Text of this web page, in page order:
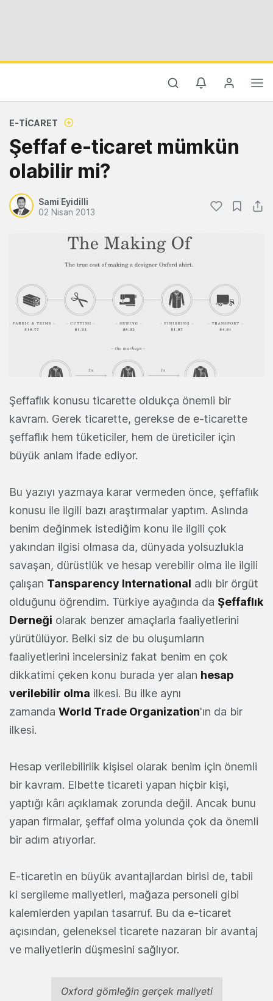
E-TICARET
Şeffaf e-ticaret mümkün
olabilir mi?
Sami Eyidilli
02 Nisan 2013
Şeffaflık konusu ticarette oldukça önemli bir
kavram. Gerek ticarette, gerekse de e-ticarette
şeffaflık hem tüketiciler, hem de üreticiler için
büyük anlam ifade ediyor.
Bu yazıyı yazmaya karar vermeden önce, şeffaflık
konusu ile ilgili bazı araştırmalar yaptım. Aslında
benim değinmek istediğim konu ile ilgili çok
yakından ilgisi olmasa da, dünyada yolsuzlukla
savaşan, dürüstlük ve hesap verebilir olma ile ilgili
çalışan Tansparency International adlı bir örgüt
olduğunu öğrendim. Türkiye ayağında da Şeffaflık
Derneği olarak benzer amaçlarla faaliyetlerini
yürütülüyor. Belki siz de bu oluşumların
faaliyetlerini incelersiniz fakat benim en çok
dikkatimi çeken konu burada yer alan hesap
verilebilir olma ilkesi. Bu ilke aynı
zamanda World Trade Organization'ın da bir
ilkesi.
Hesap verilebilirlik kişisel olarak benim için önemli
bir kavram. Elbette ticareti yapan hiçbir kişi,
yaptığı kârı açıklamak zorunda değil. Ancak bunu
yapan firmalar, şeffaf olma yolunda çok da önemli
bir adım atıyorlar.
E-ticaretin en büyük avantajlardan birisi de, tabii
ki sergileme maliyetleri, mağaza personeli gibi
kalemlerden yapılan tasarruf. Bu da e-ticaret
açısından, geleneksel ticarete nazaran bir avantaj
ve maliyetlerin düşmesini sağlıyor.
Oxford gömleğin gerçek maliyeti